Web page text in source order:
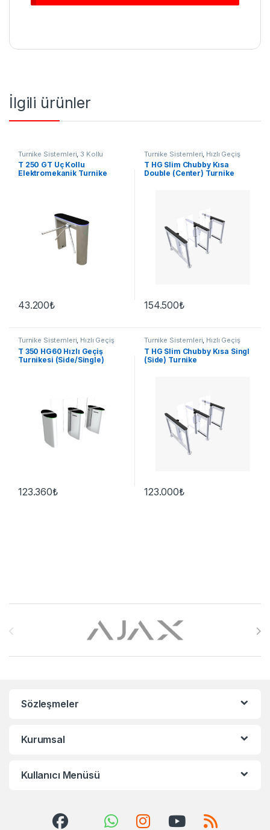
İlgili ürünler
Turnike Sistemleri 3 Kollu
Turnike
T 250 GT Üç Kollu
Elektromekanik Turnike
43.200₺
Turnike Sistemleri Hızlı Geçiş
T HG Slim Chubby Kısa
Double (Center) Turnike
154.500₺
Turnike Sistemleri, Hızlı Geçiş
T 350 HG60 Hızlı Geçiş
Turnikesi (Side/Single)
123.360₺
Turnike Sistemleri, Hızlı Geçiş
T HG Slim Chubby Kısa Singl
(Side) Turnike
123.000₺
Sözleşmeler
Kurumsal
Kullanıcı Menüsü